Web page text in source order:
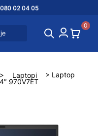
080 02 04 05
0
> Laptopi
> Laptop
970V7ET